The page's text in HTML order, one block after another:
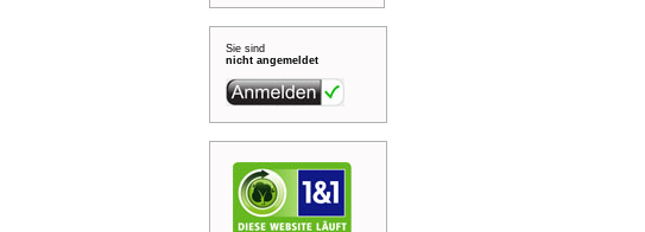
Sie sind
nicht angemeldet